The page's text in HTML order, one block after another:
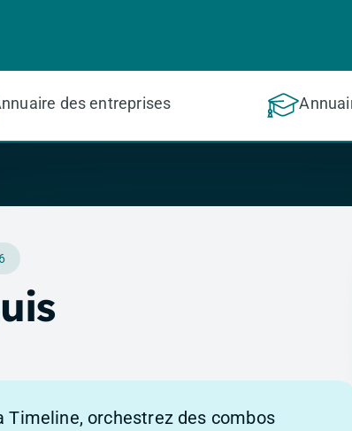
des entreprises
Timeline, orchestrez des combos